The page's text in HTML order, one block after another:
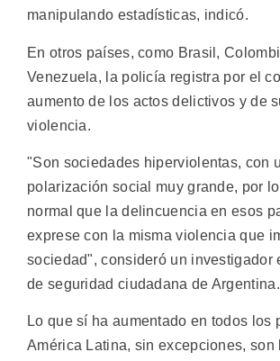
manipulando estadísticas, indicó.
En otros países, como Brasil,
Venezuela, la policía registra por el
aumento de los actos delictivos y de
violencia.
"Son sociedades hiperviolentas, con
polarización social muy grande, por
normal que la delincuencia en esos
exprese con la misma violencia que
sociedad", consideró un investigador
de seguridad ciudadana de Argentina.
Lo que sí ha aumentado en todos los
América Latina, sin excepciones, son